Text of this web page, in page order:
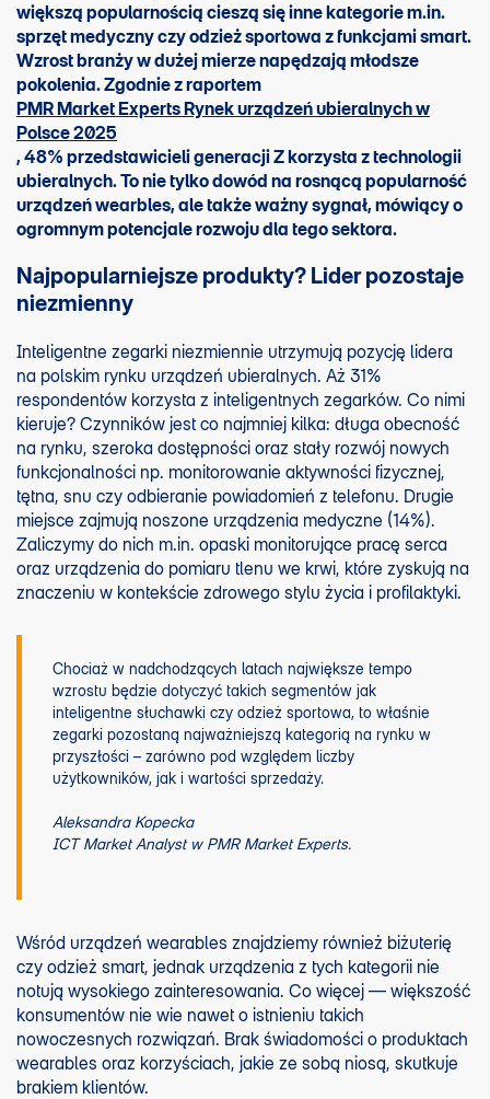
większą popularnością cieszą się inne kategorie m.in.
sprzęt medyczny czy odzież sportowa z funkcjami smart.
Wzrost branży w dużej mierze napędzają młodsze
pokolenia. Zgodnie z raportem
PMR Market Experts Rynek urządzeń ubieralnych w
Polsce 2025
, 48% przedstawicieli generacji Z korzysta z technologii
ubieralnych. To nie tylko dowód na rosnącą popularność
urządzeń wearbles, ale także ważny sygnał, mówiący o
ogromnym potencjale rozwoju dla tego sektora.
Najpopularniejsze produkty? Lider pozostaje
niezmienny
Inteligentne zegarki niezmiennie utrzymują pozycję lidera
na polskim rynku urządzeń ubieralnych. Aż 31%
respondentów korzysta z inteligentnych zegarków. Co nimi
kieruje? Czynników jest co najmniej kilka: długa obecność
na rynku, szeroka dostępności oraz stały rozwój nowych
funkcjonalności np. monitorowanie aktywności fizycznej,
tętna, snu czy odbieranie powiadomień z telefonu. Drugie
miejsce zajmują noszone urządzenia medyczne (14%).
Zaliczymy do nich m.in. opaski monitorujące pracę serca
oraz urządzenia do pomiaru tlenu we krwi, które zyskują na
znaczeniu w kontekście zdrowego stylu życia i profilaktyki.
Chociaż w nadchodzących latach największe tempo
wzrostu będzie dotyczyć takich segmentów jak
inteligentne słuchawki czy odzież sportowa, to właśnie
zegarki pozostaną najważniejszą kategorią na rynku w
przyszłości – zarówno pod względem liczby
użytkowników, jak i wartości sprzedaży.
Aleksandra Kopecka
ICT Market Analyst w PMR Market Experts.
Wśród urządzeń wearables znajdziemy również biżuterię
czy odzież smart, jednak urządzenia z tych kategorii nie
notują wysokiego zainteresowania. Co więcej — większość
konsumentów nie wie nawet o istnieniu takich
nowoczesnych rozwiązań. Brak świadomości o produktach
wearables oraz korzyściach, jakie ze sobą niosą, skutkuje
brakiem klientów.